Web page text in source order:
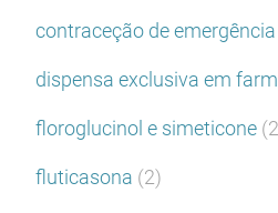
contraceção de emergência
dispensa exclusiva em
floroglucinol e simeticone
fluticasona (2)